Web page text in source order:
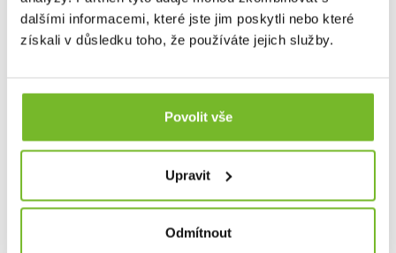
dalšími informacemi, které jste jim poskytli nebo které
získali v důsledku toho, že používáte jejich služby.
Povolit vše
Upravit
Odmítnout
O ZNAČCE
Grundéns je renomovaná značka rybářského oblečení
Pochází ze Švédska a je známá svou odolností a
, která zaručuje ochranu v náročných